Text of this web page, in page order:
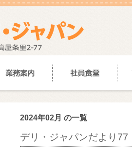
2024年02月 の一覧
デリ・ジャパンだより77